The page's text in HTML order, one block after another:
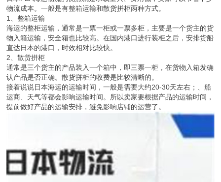
物流成本。一般是有整箱运输和散货拼柜两种方式。
1、整箱运输
海运的整柜运输，通常是一票一柜或一票多柜，主要是一个货主的货
物入箱运输，安全箱也比较高。在国内港口进行装柜之后，安排货船
直达日本的港口，时效相对比较快。
2、散货拼柜
通常是三个货主的产品装入一个箱中，即三票一柜，在货物入箱发确
认产品是否正确。散货拼柜的收费是比较清晰的。
接着说说日本海运的运输时间，一般是需要大约20-30天左右；、船
运商、天气等都会影响运输时间。所以卖家要根据产品的运输时间，
提前做好产品的运输安排，避免影响店铺的运营了。